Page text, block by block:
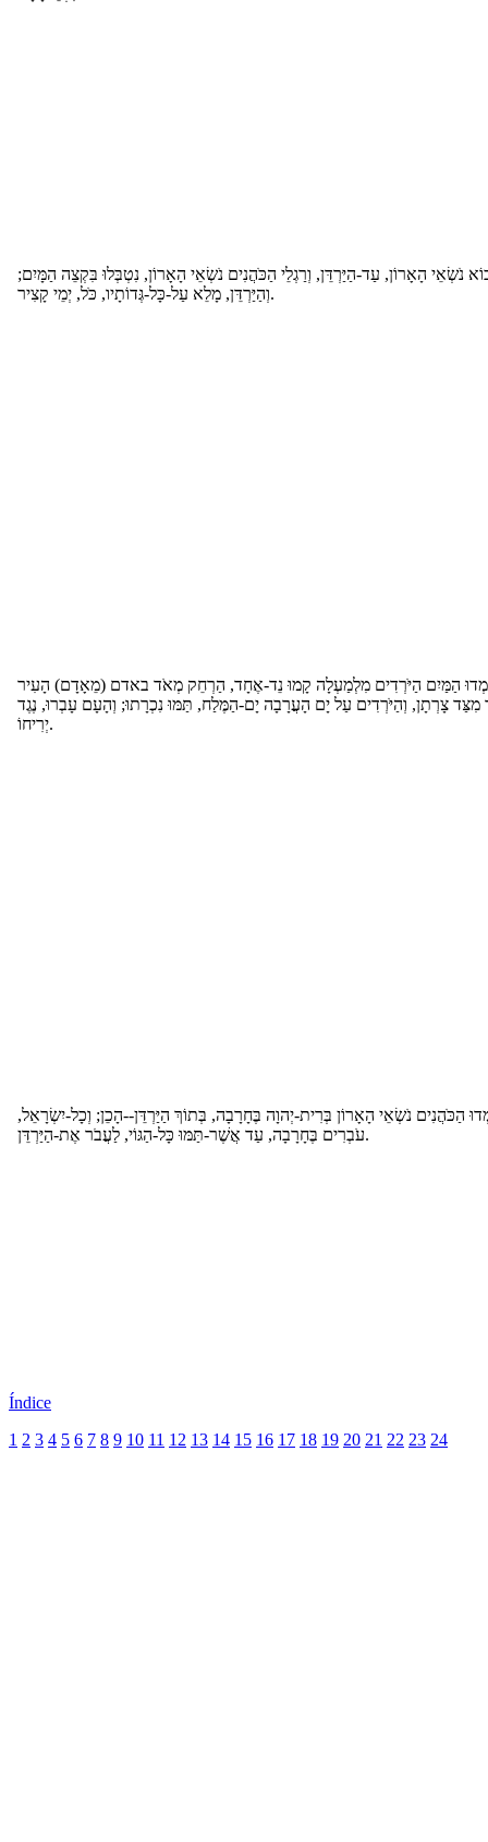
נֹשְׂאֵי הָאָרוֹן, עַד-הַיַּרְדֵּן, וְרַגְלֵי הַכֹּהֲנִים נֹשְׂאֵי הָאָרוֹן, נִטְבְּלוּ בִּקְצֵה הַמָּיִם;
וְהַיַּרְדֵּן, מָלֵא עַל-כָּל-גְּדוֹתָיו, כֹּל, יְמֵי קָצִיר.
הַמַּיִם הַיֹּרְדִים מִלְמַעְלָה קָמוּ נֵד-אֶחָד, הַרְחֵק מְאֹד באדם (מֵאָדָם) הָעִיר
צָרְתָן, וְהַיֹּרְדִים עַל יָם הָעֲרָבָה יָם-הַמֶּלַח, תַּמּוּ נִכְרָתוּ; וְהָעָם עָבְרוּ, נֶגֶד
יְרִיחוֹ.
הַכֹּהֲנִים נֹשְׂאֵי הָאָרוֹן בְּרִית-יְהוָה בֶּחָרָבָה, בְּתוֹךְ הַיַּרְדֵּן--הָכֵן; וְכָל-יִשְׂרָאֵל,
עֹבְרִים בֶּחָרָבָה, עַד אֲשֶׁר-תַּמּוּ כָּל-הַגּוֹי, לַעֲבֹר אֶת-הַיַּרְדֵּן.
Índice
1 2 3 4 5 6 7 8 9 10 11 12 13 14 15 16 17 18 19 20 21 22 23 24